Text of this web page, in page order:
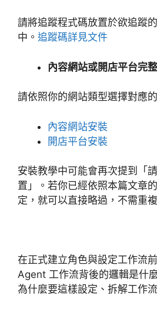
請將追蹤程式碼放置於欲追蹤
中。 追蹤碼詳見文件
內容網站或開店平台完
請依照你的網站類型選擇對應
內容網站安裝
開店平台安裝
安裝教學中可能會再次提到「
置」。若你已經依照本篇文章
定，就可以直接略過，不需重
在正式建立角色與設定工作流
Agent 工作流背後的邏輯是什
為什麼要這樣設定、拆解工作流